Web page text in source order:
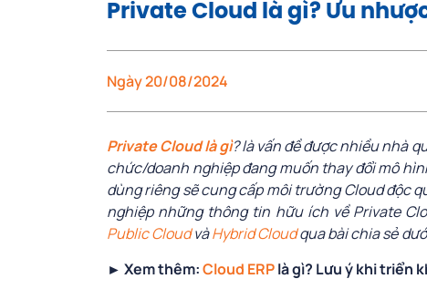
Private Cloud là gì? Ưu
Ngày 20/08/2024
Private Cloud là gì?là vấn đề được nhiều nhà
chức/doanh nghiệp đang muốn thay đổi mô
dùng riêng sẽ cung cấp môi trường Cloud độc
nghiệp những thông tin hữu ích về Private
Public CloudvàHybrid Cloudqua bài chia sẻ
► Xem thêm:Cloud ERPlà gì? Lưu ý khi triển